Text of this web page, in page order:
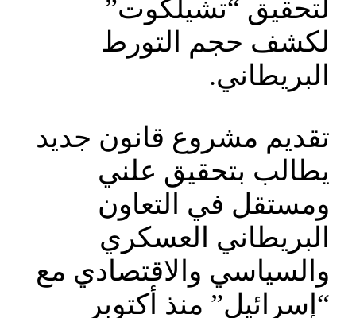
لتحقيق “تشيلكوت”
لكشف حجم التورط
البريطاني.
تقديم مشروع قانون جديد
يطالب بتحقيق علني
ومستقل في التعاون
البريطاني العسكري
والسياسي والاقتصادي مع
“إسرائيل” منذ أكتوبر